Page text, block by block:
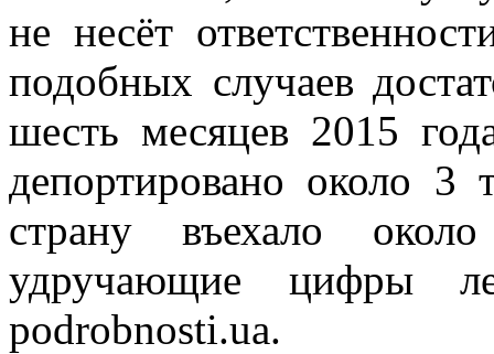
не несёт
подобных случаев
шесть месяцев 2015
депортировано около
страну въехало
удручающие цифры
podrobnosti.ua.